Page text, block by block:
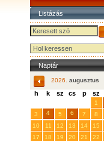
Listázás
Naptár
2026. augusztus
h k sz cs p sz
1
3
4 5 6 7 8
10
11 12 13 14 15
17
18 19 20 21 22